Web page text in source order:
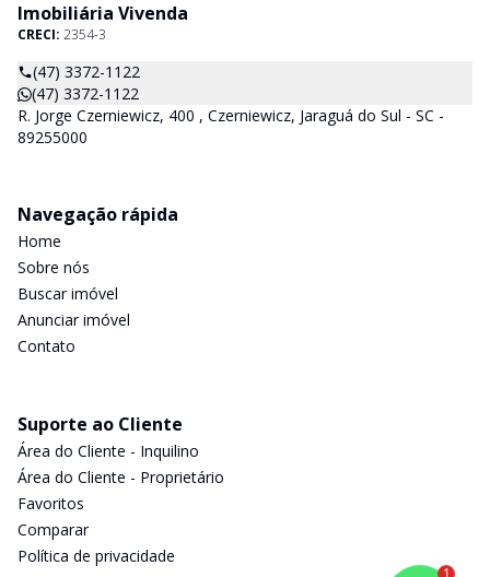
Imobiliária Vivenda
CRECI: 2354-3
(47) 3372-1122
(47) 3372-1122
R. Jorge Czerniewicz, 400 , Czerniewicz, Jaraguá do Sul - SC -
89255000
Navegação rápida
Home
Sobre nós
Buscar imóvel
Anunciar imóvel
Contato
Suporte ao Cliente
Área do Cliente - Inquilino
Área do Cliente - Proprietário
Favoritos
Comparar
Política de privacidade